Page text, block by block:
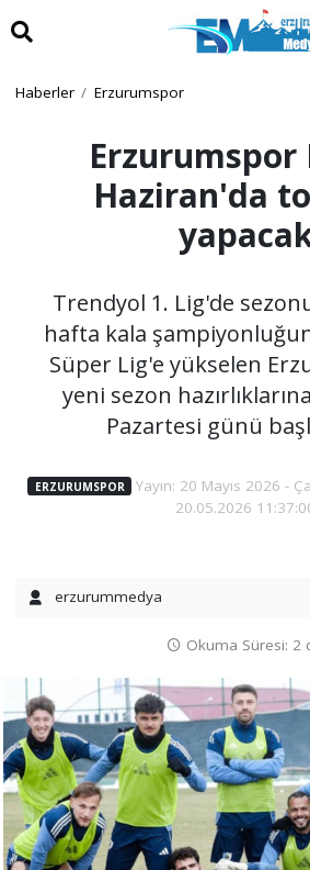
Haberler Erzurumspor
Erzurumspor
Haziran'da
Trendyol 1. Lig'de
hafta kala
Süper Lig'e yükselen
yeni sezon
Pazartesi günü
ERZURUMSPOR
Yayın: 20 Mayıs 2026 -
20.05.2026
erzurummedya
Okuma Süresi: 2